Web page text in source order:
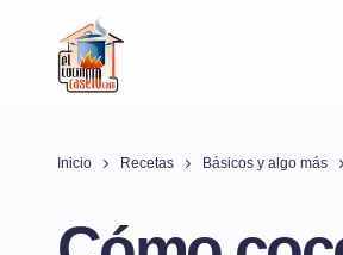
Inicio Recetas Básicos y algo más